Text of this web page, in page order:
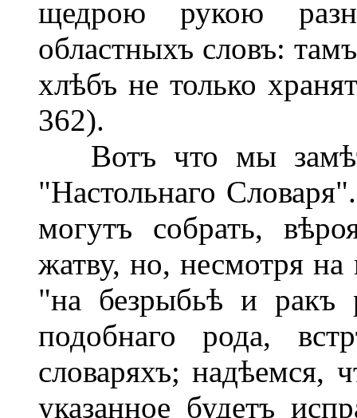
щедрою рукою
областныхъ словъ:
хлѣбъ не только
362).
Вотъ что мы
"Настольнаго
могутъ собрать,
жатву, но, несмотря на
"на безрыбьѣ и
подобнаго рода,
словаряхъ; надѣемся,
указанное будетъ